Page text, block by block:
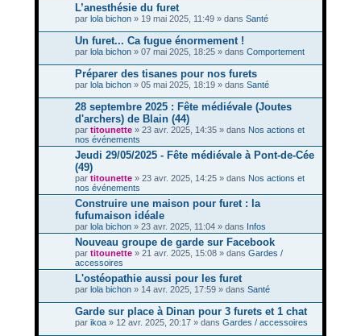
L’anesthésie du furet
par lola bichon» 19 mai 2025, 11:49 » dans Santé
Un furet... Ca fugue énormement !
par lola bichon» 07 mai 2025, 18:25 » dans Comportement
Préparer des tisanes pour nos furets
par lola bichon» 05 mai 2025, 18:19 » dans Santé
28 septembre 2025 : Fête médiévale (Joutes
d'archers) de Blain (44)
par titounette» 23 avr. 2025, 14:35 » dans Nos actions et
nos événements
Jeudi 29/05/2025 - Fête médiévale à Pont-de-Cée
(49)
par titounette» 23 avr. 2025, 14:25 » dans Nos actions et
nos événements
Construire une maison pour furet : la
fufumaison idéale
par lola bichon» 23 avr. 2025, 11:04 » dans Infos
Nouveau groupe de garde sur Facebook
par titounette» 21 avr. 2025, 15:08 » dans Gardes /
accessoires
L'ostéopathie aussi pour les furet
par lola bichon» 14 avr. 2025, 17:59 » dans Santé
Garde sur place à Dinan pour 3 furets et 1 chat
par ikoa» 12 avr. 2025, 20:17 » dans Gardes / accessoires